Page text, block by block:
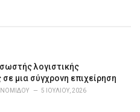
λογιστικής
μια σύγχρονη επιχείρηση
5 ΙΟΥΛΊΟΥ, 2026